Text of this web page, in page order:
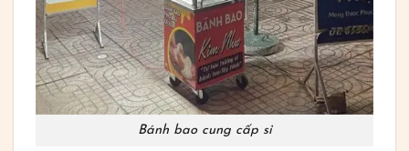
Bánh bao cung cấp sỉ